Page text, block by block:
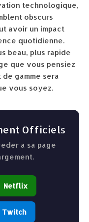
technologique,
obscurs
avoir un impact
quotidienne.
beau, plus rapide
que vous pensiez
gamme sera
vous soyez.
Officiels
a sa page
Netflix
Twitch